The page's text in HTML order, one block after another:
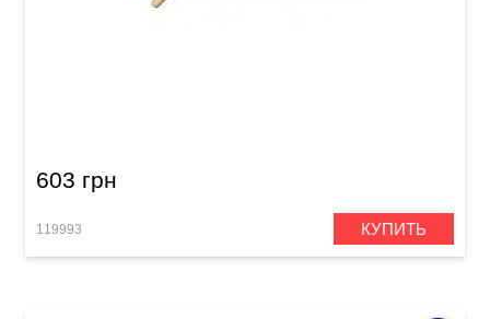
603 грн
119993 КУПИТЬ